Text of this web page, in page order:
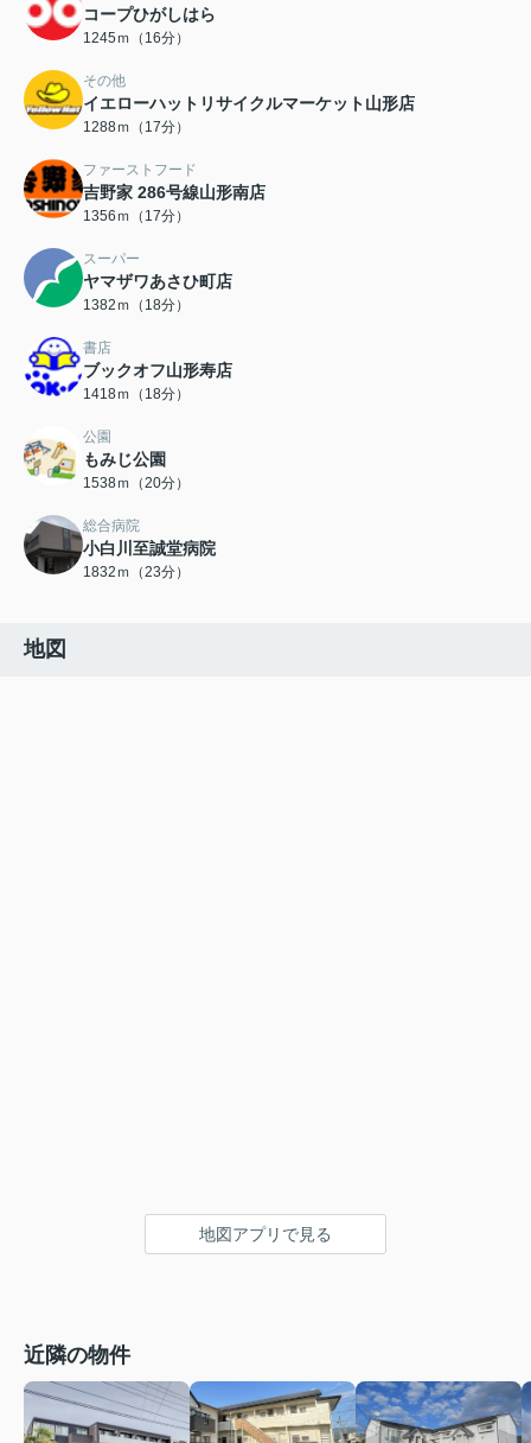
コープひがしはら
1245ｍ（16分）
その他
イエローハットリサイクルマーケット山形店
1288ｍ（17分）
ファーストフード
吉野家 286号線山形南店
1356ｍ（17分）
スーパー
ヤマザワあさひ町店
1382ｍ（18分）
書店
ブックオフ山形寿店
1418ｍ（18分）
公園
もみじ公園
1538ｍ（20分）
総合病院
小白川至誠堂病院
1832ｍ（23分）
地図
地図アプリで見る
近隣の物件